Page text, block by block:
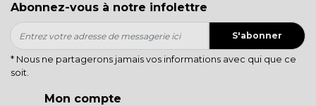
Abonnez-vous à notre infolettre
S'abonner
* Nous ne partagerons jamais vos informations avec qui que ce
soit.
Mon compte